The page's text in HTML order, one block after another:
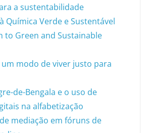
a sustentabilidade
Química Verde e Sustentável
to Green and Sustainable
modo de viver justo para
de-Bengala e o uso de
na alfabetização
mediação em fóruns de